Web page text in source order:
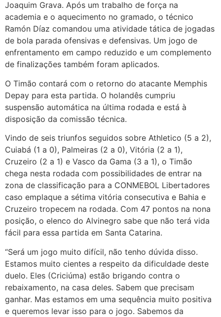
Joaquim Grava. Após um trabalho de força na
academia e o aquecimento no gramado, o técnico
Ramón Díaz comandou uma atividade tática de jogadas
de bola parada ofensivas e defensivas. Um jogo de
enfrentamento em campo reduzido e um complemento
de finalizações também foram aplicados.
O Timão contará com o retorno do atacante Memphis
Depay para esta partida. O holandês cumpriu
suspensão automática na última rodada e está à
disposição da comissão técnica.
Vindo de seis triunfos seguidos sobre Athletico (5 a 2),
Cuiabá (1 a 0), Palmeiras (2 a 0), Vitória (2 a 1),
Cruzeiro (2 a 1) e Vasco da Gama (3 a 1), o Timão
chega nesta rodada com possibilidades de entrar na
zona de classificação para a CONMEBOL Libertadores
caso emplaque a sétima vitória consecutiva e Bahia e
Cruzeiro tropecem na rodada. Com 47 pontos na nona
posição, o elenco do Alvinegro sabe que não terá vida
fácil para essa partida em Santa Catarina.
“Será um jogo muito difícil, não tenho dúvida disso.
Estamos muito cientes a respeito da dificuldade deste
duelo. Eles (Criciúma) estão brigando contra o
rebaixamento, na casa deles. Sabem que precisam
ganhar. Mas estamos em uma sequência muito positiva
e queremos levar isso para o jogo. Sabemos da